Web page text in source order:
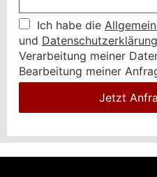
Ich habe die
und Datenschutzerklärung
Verarbeitung meiner
Bearbeitung meiner
Jetzt